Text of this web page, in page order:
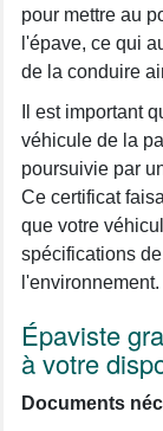
pour mettre au
l'épave, ce qui
de la conduire
Il est important
véhicule de la
poursuivie par
Ce certificat
que votre
spécifications
l'environnement.
Épaviste
à votre
Documents